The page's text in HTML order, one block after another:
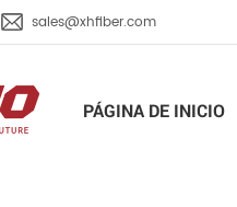
sales@xhfiber.com
PÁGINA DE INICIO